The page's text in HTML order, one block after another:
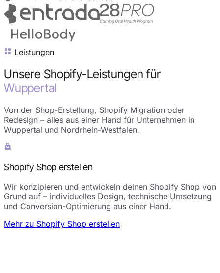
Leistungen
Unsere Shopify-Leistungen für
Wuppertal
Von der Shop-Erstellung, Shopify Migration oder
Redesign – alles aus einer Hand für Unternehmen in
Wuppertal und Nordrhein-Westfalen.
Shopify Shop erstellen
Wir konzipieren und entwickeln deinen Shopify Shop von
Grund auf – individuelles Design, technische Umsetzung
und Conversion-Optimierung aus einer Hand.
Mehr zu Shopify Shop erstellen